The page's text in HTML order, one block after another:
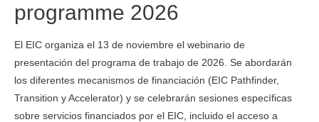
programme 2026
El EIC organiza el 13 de noviembre el webinario de
presentación del programa de trabajo de 2026. Se abordarán
los diferentes mecanismos de financiación (EIC Pathfinder,
Transition y Accelerator) y se celebrarán sesiones específicas
sobre servicios financiados por el EIC, incluido el acceso a